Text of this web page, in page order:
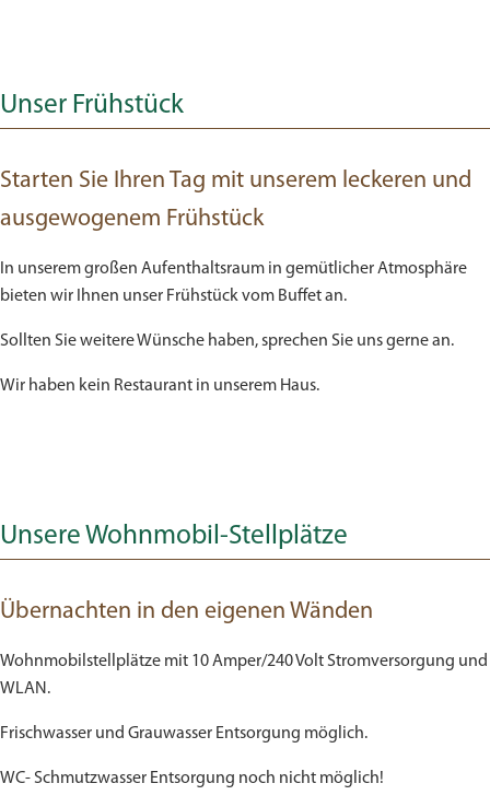
Unser Frühstück
Starten Sie Ihren Tag mit unserem leckeren und
ausgewogenem Frühstück
In unserem großen Aufenthaltsraum in gemütlicher Atmosphäre
bieten wir Ihnen unser Frühstück vom Buffet an.
Sollten Sie weitere Wünsche haben, sprechen Sie uns gerne an.
Wir haben kein Restaurant in unserem Haus.
Unsere Wohnmobil-Stellplätze
Übernachten in den eigenen Wänden
Wohnmobilstellplätze mit 10 Amper/240 Volt Stromversorgung und
WLAN.
Frischwasser und Grauwasser Entsorgung möglich.
WC- Schmutzwasser Entsorgung noch nicht möglich!